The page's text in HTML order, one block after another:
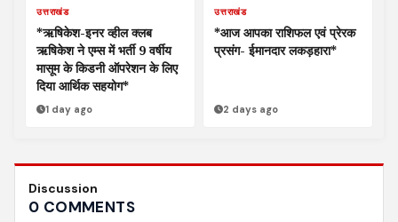
उत्तराखंड
*ऋषिकेश-इनर व्हील क्लब
ऋषिकेश ने एम्स में भर्ती 9 वर्षीय
मासूम के किडनी ऑपरेशन के लिए
दिया आर्थिक सहयोग*
1 day ago
उत्तराखंड
*आज आपका राशिफल एवं प्रेरक
प्रसंग- ईमानदार लकड़हारा*
2 days ago
Discussion
0 COMMENTS